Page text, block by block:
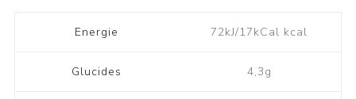
Energie 72kJ/17kCal kcal
Glucides 4,3g